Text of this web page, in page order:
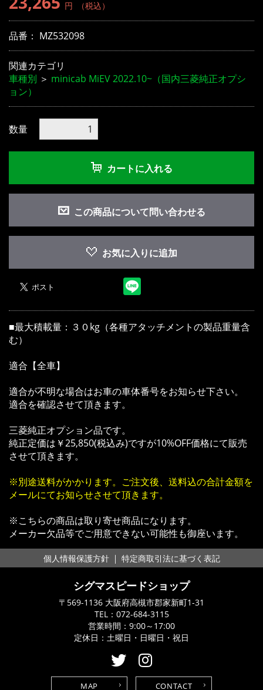
円 （税込）
品番： MZ532098
関連カテゴリ
車種別 ＞ minicab MiEV 2022.10~（国内三菱純正オプシ
ョン）
数量
カートに入れる
この商品について問い合わせる
お買い物を続ける カートへ進む
お気に入りに追加
■最大積載量：３０kg（各種アタッチメントの製品重量含
む）
適合【全車】
適合が不明な場合はお車の車体番号をお知らせ下さい。
適合を確認させて頂きます。
三菱純正オプション品です。
純正定価は￥25,850(税込み)ですが10%OFF価格にて販売
させて頂きます。
※別途送料がかかります。ご注文後、送料込の合計金額を
メールにてお知らせさせて頂きます。
※こちらの商品は取り寄せ商品になります。
メーカー欠品等でご用意できない可能性も御座います。
個人情報保護方針 ｜ 特定商取引法に基づく表記
シグマスピードショップ
〒569-1136 大阪府高槻市郡家新町1-31
TEL： 072-684-3115
営業時間：9:00～17:00
定休日：土曜日・日曜日・祝日
MAP CONTACT